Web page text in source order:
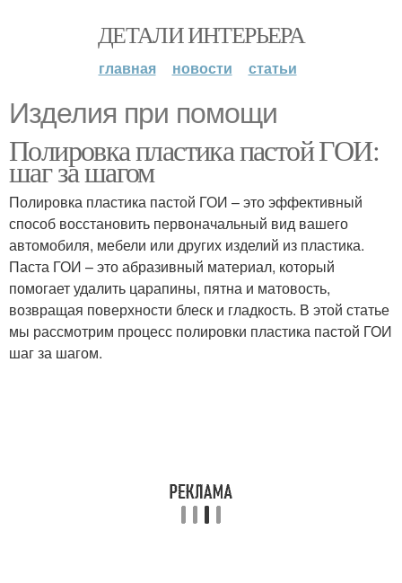
ДЕТАЛИ ИНТЕРЬЕРА
главная новости статьи
Изделия при помощи
Полировка пластика пастой ГОИ:
шаг за шагом
Полировка пластика пастой ГОИ – это эффективный
способ восстановить первоначальный вид вашего
автомобиля, мебели или других изделий из пластика.
Паста ГОИ – это абразивный материал, который
помогает удалить царапины, пятна и матовость,
возвращая поверхности блеск и гладкость. В этой статье
мы рассмотрим процесс полировки пластика пастой ГОИ
шаг за шагом.